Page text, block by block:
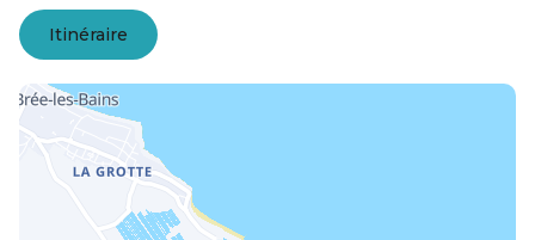
Itinéraire